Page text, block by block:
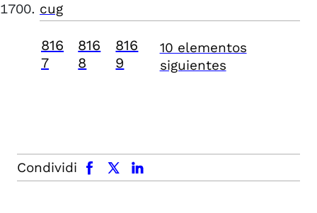
cug
816
7
816
8
816
9
10 elementos
siguientes
Condividi
facebook x.com linkedin